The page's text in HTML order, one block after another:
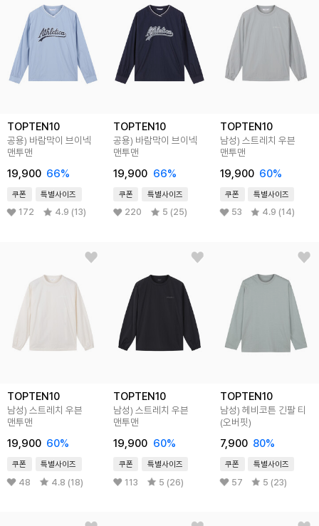
TOPTEN10
공용) 바람막이 브이넥
맨투맨
19,900 66%
쿠폰 특별사이즈
172 4.9 (13)
TOPTEN10
공용) 바람막이 브이넥
맨투맨
19,900 66%
쿠폰 특별사이즈
220 5 (25)
TOPTEN10
남성) 스트레치 우븐
맨투맨
19,900 60%
쿠폰 특별사이즈
53 4.9 (14)
TOPTEN10
남성) 스트레치 우븐
맨투맨
19,900 60%
쿠폰 특별사이즈
48 4.8 (18)
TOPTEN10
남성) 스트레치 우븐
맨투맨
19,900 60%
쿠폰 특별사이즈
113 5 (26)
TOPTEN10
남성) 헤비코튼 긴팔 티
(오버핏)
7,900 80%
쿠폰 특별사이즈
57 5 (23)